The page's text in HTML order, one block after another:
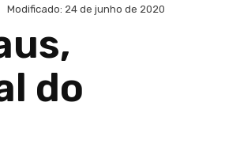
Modificado: 24 de junho de 2020
do